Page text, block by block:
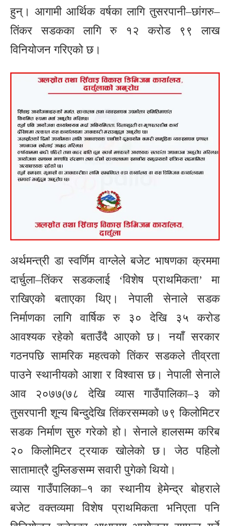
हुन्। आगामी आर्थिक वर्षका लागि तुसरपानी–छांगरु–
तिंकर सडकका लागि रु १२ करोड ९९ लाख
विनियोजन गरिएको छ।
अर्थमन्त्री डा स्वर्णिम वाग्लेले बजेट भाषणका क्रममा
दार्चुला–तिंकर सडकलाई ‘विशेष प्राथमिकता’ मा
राखिएको बताएका थिए। नेपाली सेनाले सडक
निर्माणका लागि वार्षिक रु ३० देखि ३५ करोड
आवश्यक रहेको बताउँदै आएको छ। नयाँ सरकार
गठनपछि सामरिक महत्वको तिंकर सडकले तीव्रता
पाउने स्थानीयको आशा र विश्वास छ। नेपाली सेनाले
आव २०७७(७८ देखि व्यास गाउँपालिका–३ को
तुसरपानी शून्य बिन्दुदेखि तिंकरसम्मको ७९ किलोमिटर
सडक निर्माण सुरु गरेको हो। सेनाले हालसम्म करिब
२० किलोमिटर ट्रयाक खोलेको छ। जेठ पहिलो
सातामात्रै दुम्लिङसम्म सवारी पुगेको थियो।
व्यास गाउँपालिका–१ का स्थानीय हेमेन्द्र बोहराले
बजेट वक्तव्यमा विशेष प्राथमिकता भनिएता पनि